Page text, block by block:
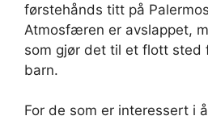
førstehånds titt på
Atmosfæren er avslappet,
som gjør det til et flott sted
barn.
For de som er interessert i